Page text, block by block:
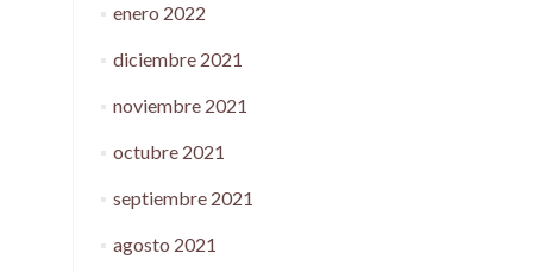
enero 2022
diciembre 2021
noviembre 2021
octubre 2021
septiembre 2021
agosto 2021